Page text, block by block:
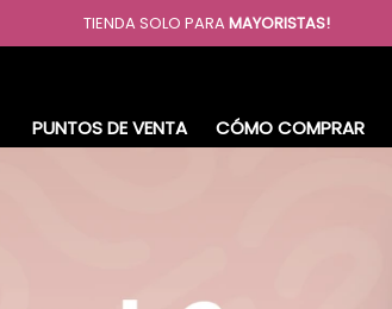
TIENDA SOLO PARAMAYORISTAS!
PUNTOS DE VENTA
CÓMO COMPRAR